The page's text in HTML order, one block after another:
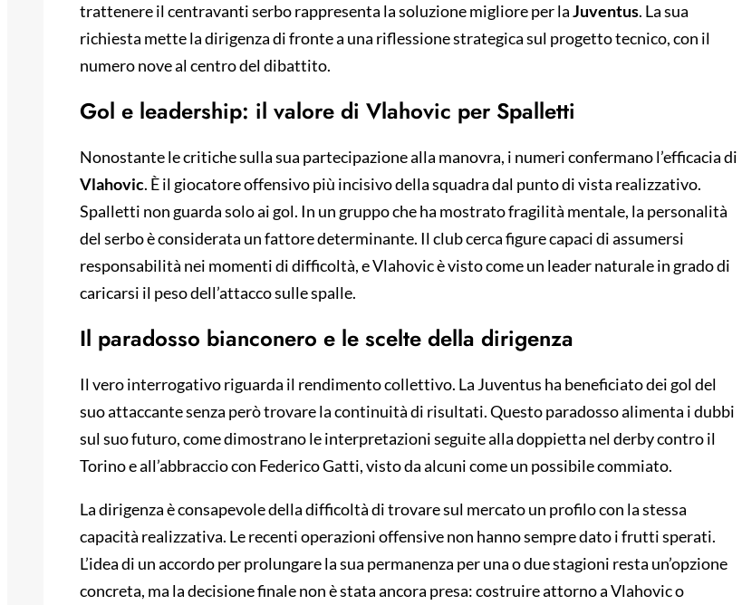
trattenere il centravanti serbo rappresenta la soluzione migliore per laJuventus. La sua
richiesta mette la dirigenza di fronte a una riflessione strategica sul progetto tecnico, con il
numero nove al centro del dibattito.
Gol e leadership: il valore di Vlahovic per Spalletti
Nonostante le critiche sulla sua partecipazione alla manovra, i numeri confermano l’efficacia di
Vlahovic. È il giocatore offensivo più incisivo della squadra dal punto di vista realizzativo.
Spalletti non guarda solo ai gol. In un gruppo che ha mostrato fragilità mentale, la personalità
del serbo è considerata un fattore determinante. Il club cerca figure capaci di assumersi
responsabilità nei momenti di difficoltà, e Vlahovic è visto come un leader naturale in grado di
caricarsi il peso dell’attacco sulle spalle.
Il paradosso bianconero e le scelte della dirigenza
Il vero interrogativo riguarda il rendimento collettivo. La Juventus ha beneficiato dei gol del
suo attaccante senza però trovare la continuità di risultati. Questo paradosso alimenta i dubbi
sul suo futuro, come dimostrano le interpretazioni seguite alla doppietta nel derby contro il
Torino e all’abbraccio con Federico Gatti, visto da alcuni come un possibile commiato.
La dirigenza è consapevole della difficoltà di trovare sul mercato un profilo con la stessa
capacità realizzativa. Le recenti operazioni offensive non hanno sempre dato i frutti sperati.
L’idea di un accordo per prolungare la sua permanenza per una o due stagioni resta un’opzione
concreta, ma la decisione finale non è stata ancora presa: costruire attorno a Vlahovic o